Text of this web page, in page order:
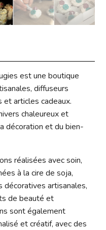
est une boutique
diffuseurs
et articles cadeaux.
chaleureux et
décoration et du bien-
réalisées avec soin,
à la cire de soja,
décoratives artisanales,
de beauté et
sont également
et créatif, avec des